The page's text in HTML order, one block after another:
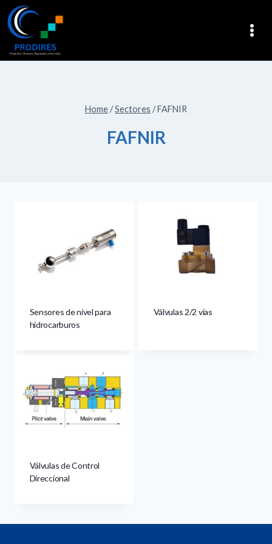
Home/Sectores /FAFNIR
FAFNIR
Sensores de nivel para
hidrocarburos
Válvulas 2/2 vías
Válvulas de Control
Direccional